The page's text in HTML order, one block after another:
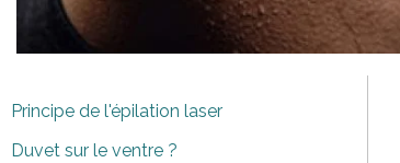
Principe de l'épilation laser
Duvet sur le ventre ?